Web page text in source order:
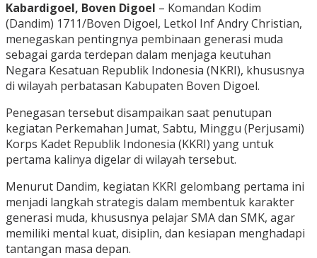
Kabardigoel, Boven Digoel – Komandan Kodim
(Dandim) 1711/Boven Digoel, Letkol Inf Andry Christian,
menegaskan pentingnya pembinaan generasi muda
sebagai garda terdepan dalam menjaga keutuhan
Negara Kesatuan Republik Indonesia (NKRI), khususnya
di wilayah perbatasan Kabupaten Boven Digoel.
Penegasan tersebut disampaikan saat penutupan
kegiatan Perkemahan Jumat, Sabtu, Minggu (Perjusami)
Korps Kadet Republik Indonesia (KKRI) yang untuk
pertama kalinya digelar di wilayah tersebut.
Menurut Dandim, kegiatan KKRI gelombang pertama ini
menjadi langkah strategis dalam membentuk karakter
generasi muda, khususnya pelajar SMA dan SMK, agar
memiliki mental kuat, disiplin, dan kesiapan menghadapi
tantangan masa depan.